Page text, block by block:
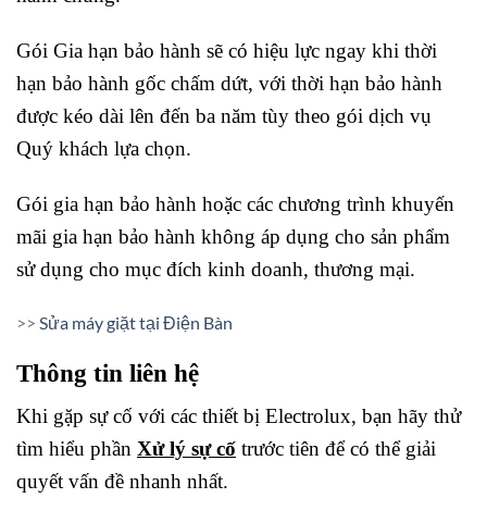
Gói Gia hạn bảo hành sẽ có hiệu lực ngay khi thời
hạn bảo hành gốc chấm dứt, với thời hạn bảo hành
được kéo dài lên đến ba năm tùy theo gói dịch vụ
Quý khách lựa chọn.
Gói gia hạn bảo hành hoặc các chương trình khuyến
mãi gia hạn bảo hành không áp dụng cho sản phẩm
sử dụng cho mục đích kinh doanh, thương mại.
>> Sửa máy giặt tại Điện Bàn
Thông tin liên hệ
Khi gặp sự cố với các thiết bị Electrolux, bạn hãy thử
tìm hiểu phần Xử lý sự cố trước tiên để có thể giải
quyết vấn đề nhanh nhất.